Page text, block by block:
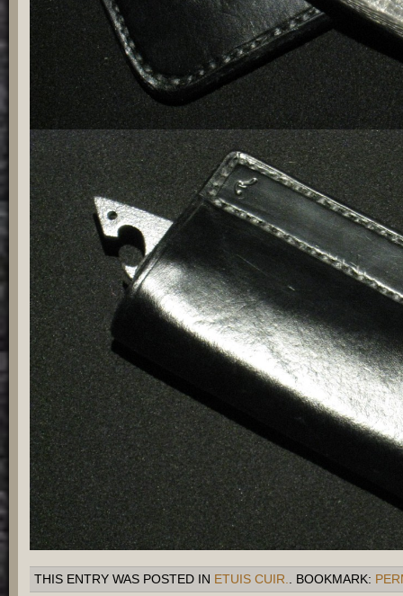
THIS ENTRY WAS POSTED IN ETUIS CUIR.. BOOKMARK: